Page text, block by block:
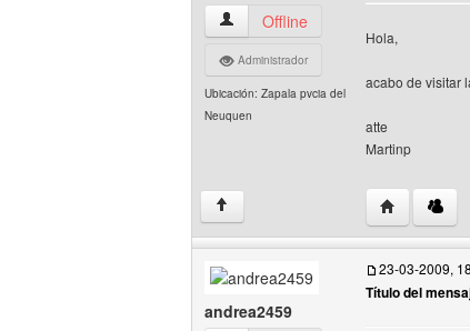
martinp Ver perfil del usuario
Offline
Administrador
Ubicación: Zapala pvcia del
Neuquen
Hola,
acabo de visitar
atte
Martinp
↑ Visitar sitio
andrea2459
23-03-2009,
Título del